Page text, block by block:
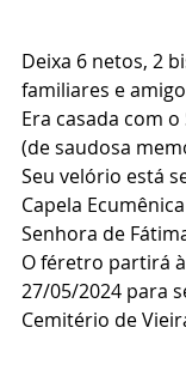
Deixa 6 netos, 2
familiares e
Era casada com
(de saudosa
Seu velório está
Capela
Senhora de
O féretro partirá
27/05/2024 para
Cemitério de